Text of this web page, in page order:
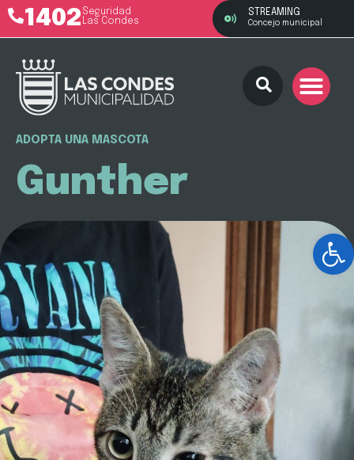
1402 Seguridad
Las Condes
STREAMING
Concejo municipal
ADOPTA UNA MASCOTA
Gunther